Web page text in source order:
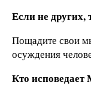
Если не других,
Пощадите свои
осуждения
Кто